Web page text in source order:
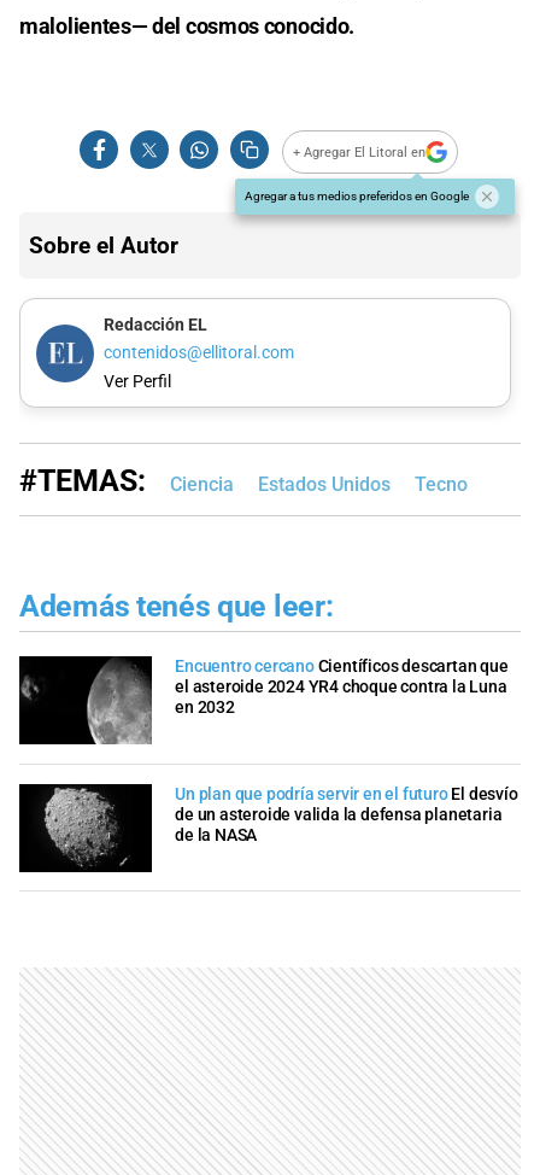
malolientes— del cosmos conocido.
+ Agregar El Litoral en
Agregar a tus medios preferidos en Google
Sobre el Autor
Redacción EL
contenidos@ellitoral.com
Ver Perfil
#TEMAS: Ciencia Estados Unidos Tecno
Además tenés que leer:
Encuentro cercanoCientíficos descartan que
el asteroide 2024 YR4 choque contra la Luna
en 2032
Un plan que podría servir en el futuro El desvío
de un asteroide valida la defensa planetaria
de la NASA